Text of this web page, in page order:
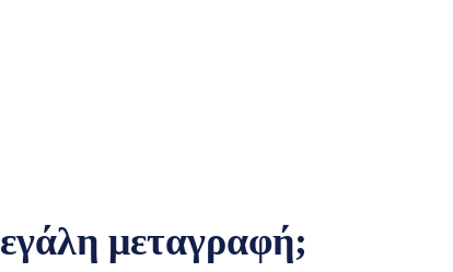
μεταγραφή;